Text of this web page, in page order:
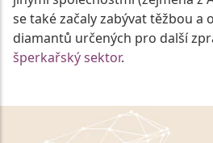
se také začaly zabývat těžbou a
diamantů určených pro další
šperkařský sektor.